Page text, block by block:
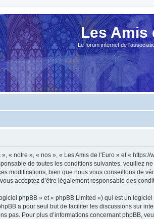
Les Amis
Le forum internet de
« notre », « nos », « Les Amis de l'Euro » et «
de toutes les conditions suivantes, veuillez
modifications, bien que nous vous conseillons de
acceptez d’être légalement responsable des
phpBB » et « phpBB Limited ») qui est un
a pour seul but de faciliter les discussions sur
pas. Pour plus d’informations concernant phpBB,